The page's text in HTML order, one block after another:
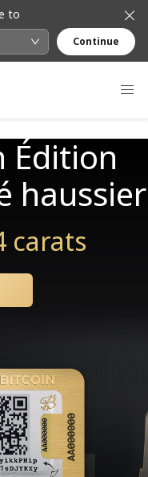
to
Continue
Édition
haussier
carats